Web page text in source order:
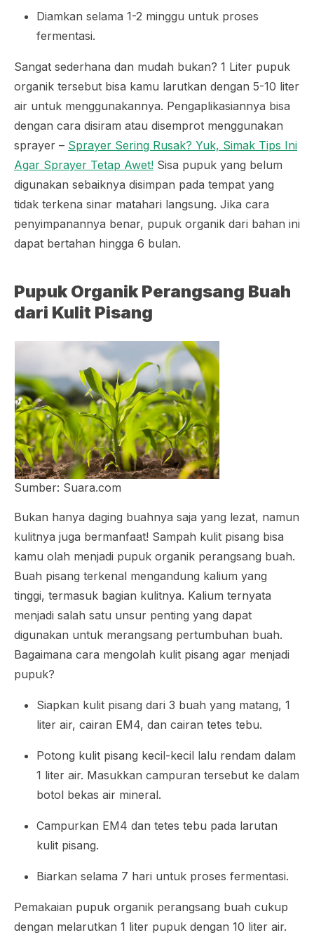
Diamkan selama 1-2 minggu untuk proses
fermentasi.
Sangat sederhana dan mudah bukan? 1 Liter pupuk
organik tersebut bisa kamu larutkan dengan 5-10 liter
air untuk menggunakannya. Pengaplikasiannya bisa
dengan cara disiram atau disemprot menggunakan
sprayer – Sprayer Sering Rusak? Yuk, Simak Tips Ini
Agar Sprayer Tetap Awet! Sisa pupuk yang belum
digunakan sebaiknya disimpan pada tempat yang
tidak terkena sinar matahari langsung. Jika cara
penyimpanannya benar, pupuk organik dari bahan ini
dapat bertahan hingga 6 bulan.
Pupuk Organik Perangsang Buah
dari Kulit Pisang
Sumber: Suara.com
Bukan hanya daging buahnya saja yang lezat, namun
kulitnya juga bermanfaat! Sampah kulit pisang bisa
kamu olah menjadi pupuk organik perangsang buah.
Buah pisang terkenal mengandung kalium yang
tinggi, termasuk bagian kulitnya. Kalium ternyata
menjadi salah satu unsur penting yang dapat
digunakan untuk merangsang pertumbuhan buah.
Bagaimana cara mengolah kulit pisang agar menjadi
pupuk?
Siapkan kulit pisang dari 3 buah yang matang, 1
liter air, cairan EM4, dan cairan tetes tebu.
Potong kulit pisang kecil-kecil lalu rendam dalam
1 liter air. Masukkan campuran tersebut ke dalam
botol bekas air mineral.
Campurkan EM4 dan tetes tebu pada larutan
kulit pisang.
Biarkan selama 7 hari untuk proses fermentasi.
Pemakaian pupuk organik perangsang buah cukup
dengan melarutkan 1 liter pupuk dengan 10 liter air.